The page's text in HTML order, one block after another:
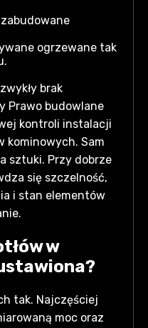
ogrzewane tak
brak
Prawo budowlane
kontroli instalacji
kominowych. Sam
sztuki. Przy dobrze
się szczelność,
i stan elementów
w
tak. Najczęściej
moc oraz